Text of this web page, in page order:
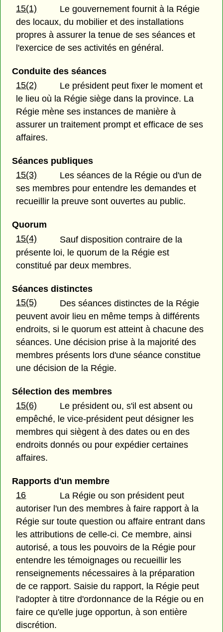
15(1)
Le gouvernement fournit à la Régie
des locaux, du mobilier et des installations
propres à assurer la tenue de ses séances et
l'exercice de ses activités en général.
Conduite des séances
15(2)
Le président peut fixer le moment et
le lieu où la Régie siège dans la province. La
Régie mène ses instances de manière à
assurer un traitement prompt et efficace de ses
affaires.
Séances publiques
15(3)
Les séances de la Régie ou d'un de
ses membres pour entendre les demandes et
recueillir la preuve sont ouvertes au public.
Quorum
15(4)
Sauf disposition contraire de la
présente loi, le quorum de la Régie est
constitué par deux membres.
Séances distinctes
15(5)
Des séances distinctes de la Régie
peuvent avoir lieu en même temps à différents
endroits, si le quorum est atteint à chacune des
séances. Une décision prise à la majorité des
membres présents lors d'une séance constitue
une décision de la Régie.
Sélection des membres
15(6)
Le président ou, s'il est absent ou
empêché, le vice-président peut désigner les
membres qui siègent à des dates ou en des
endroits donnés ou pour expédier certaines
affaires.
Rapports d'un membre
16
La Régie ou son président peut
autoriser l'un des membres à faire rapport à la
Régie sur toute question ou affaire entrant dans
les attributions de celle-ci. Ce membre, ainsi
autorisé, a tous les pouvoirs de la Régie pour
entendre les témoignages ou recueillir les
renseignements nécessaires à la préparation
de ce rapport. Saisie du rapport, la Régie peut
l'adopter à titre d'ordonnance de la Régie ou en
faire ce qu'elle juge opportun, à son entière
discrétion.